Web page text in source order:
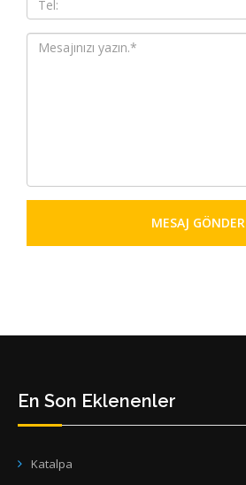
MESAJ GÖNDER
En Son Eklenenler
Katalpa